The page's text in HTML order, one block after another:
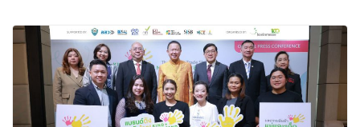
Lord” เปิดสงครามกิลด์ข้ามประเทศ
ฉลองเซิร์ฟเวอร์ใหม่ เฮเลนา
Guangzhou Yinghao School เผยวิสัย
ทัศน์การศึกษาที่พร้อมรับอนาคต “เราไม่
ได้เตรียมนักเรียนเพียงเพื่อก้าวเข้าสู่
มหาวิทยาลัยเท่านั้น แต่ยังเตรียมพวก
เขาให้พร้อมเป็นผู้กำหนดอนาคต”